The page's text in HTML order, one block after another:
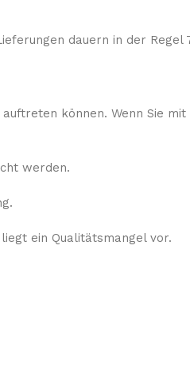
dauern in der
können. Wenn Sie
werden.
ein Qualitätsmangel vor.